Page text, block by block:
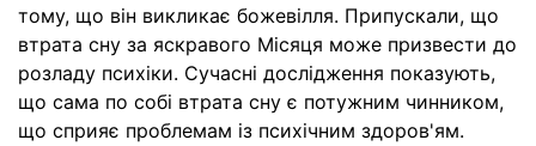
тому, що він викликає божевілля. Припускали, що
втрата сну за яскравого Місяця може призвести до
розладу психіки. Сучасні дослідження показують,
що сама по собі втрата сну є потужним чинником,
що сприяє проблемам із психічним здоров'ям.